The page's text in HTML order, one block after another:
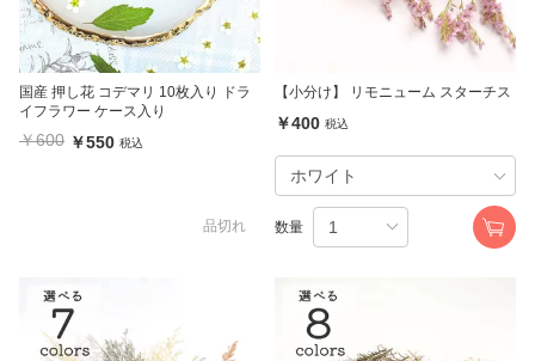
国産 押し花 コデマリ 10枚入り ドラ
イフラワー ケース入り
￥600 ￥550 税込
品切れ
【小分け】 リモニューム スターチス
￥400 税込
数量